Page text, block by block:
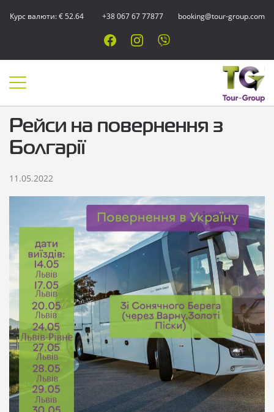
Курс валюти: € 52.64 +38 067 67 77877 booking@tour-group.com
Рейси на повернення з
Болгарії
11.05.2022